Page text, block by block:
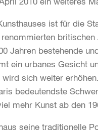
ist für die
Jahren bestehende
ein urbanes Gesicht
sich weiter
bedeutendste
mehr Kunst ab den
seine traditionelle